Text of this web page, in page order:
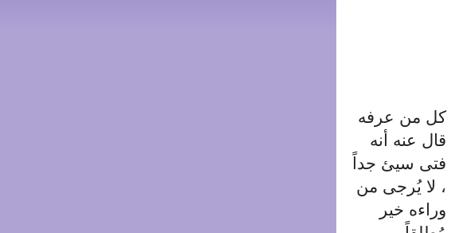
كل من عرفه
قال عنه أنه
فتى سيئ جداً
، لا يُرجى من
وراءه خير